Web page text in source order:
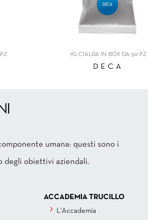
7G CIALDA IN BOX DA 50 PZ
DECA
umana: questi sono i
degli obiettivi aziendali.
ACCADEMIA TRUCILLO
L'Accademia